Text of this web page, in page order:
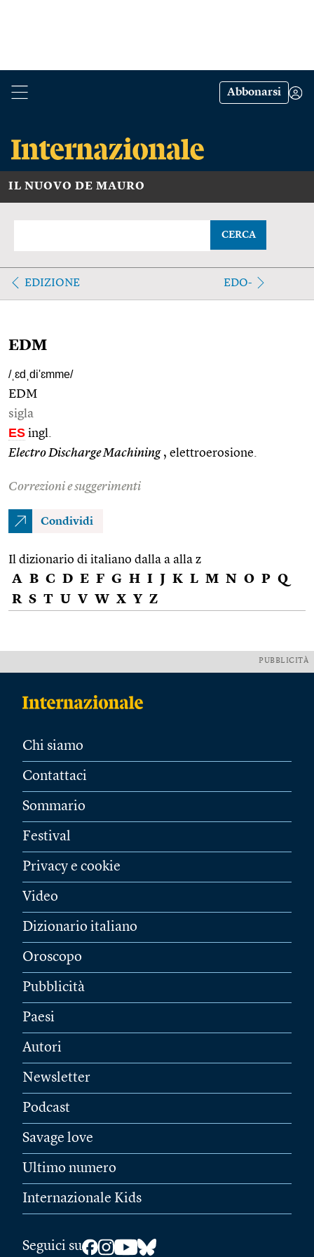
Abbonarsi
IL NUOVO DE MAURO
CERCA
EDIZIONE EDO-
EDM
/ˌɛdˌdi'ɛmme/
EDM
sigla
ES ingl.
Electro Discharge Machining, elettroerosione.
Correzioni e suggerimenti
Condividi
Il dizionario di italiano dalla a alla z
A B C D E F G H I J K L M N O P Q
R S T U V W X Y Z
PUBBLICITÀ
Chi siamo
Contattaci
Sommario
Festival
Privacy e cookie
Video
Dizionario italiano
Oroscopo
Pubblicità
Paesi
Autori
Newsletter
Podcast
Savage love
Ultimo numero
Internazionale Kids
Seguici su